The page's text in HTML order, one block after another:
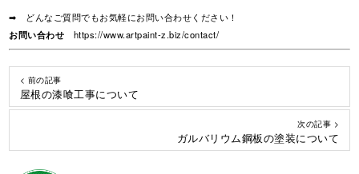
➡ どんなご質問でもお気軽にお問い合わせください！
お問い合わせ
https://www.artpaint-z.biz/contact/
< 前の記事
屋根の漆喰工事について
次の記事 >
ガルバリウム鋼板の塗装について